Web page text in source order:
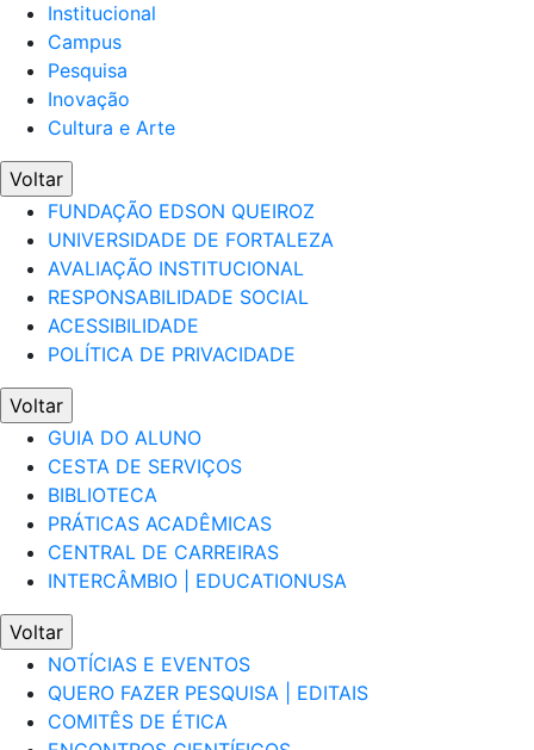
Institucional
Campus
Pesquisa
Inovação
Cultura e Arte
Voltar
FUNDAÇÃO EDSON QUEIROZ
UNIVERSIDADE DE FORTALEZA
AVALIAÇÃO INSTITUCIONAL
RESPONSABILIDADE SOCIAL
ACESSIBILIDADE
POLÍTICA DE PRIVACIDADE
Voltar
GUIA DO ALUNO
CESTA DE SERVIÇOS
BIBLIOTECA
PRÁTICAS ACADÊMICAS
CENTRAL DE CARREIRAS
INTERCÂMBIO | EDUCATIONUSA
Voltar
NOTÍCIAS E EVENTOS
QUERO FAZER PESQUISA | EDITAIS
COMITÊS DE ÉTICA